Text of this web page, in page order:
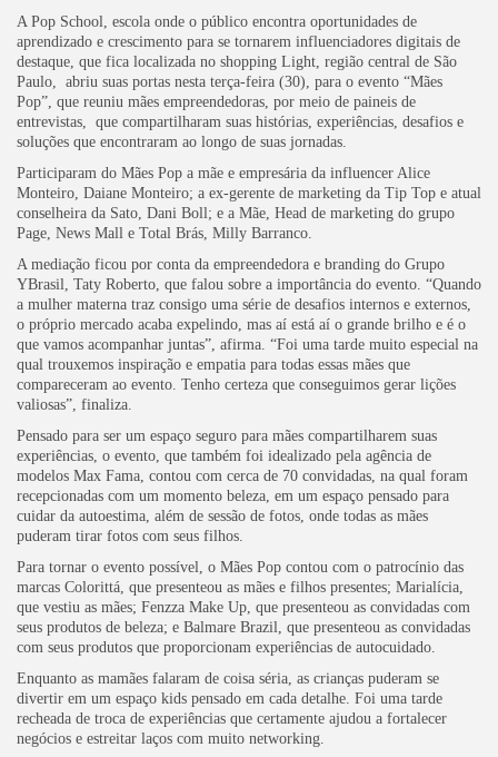
A Pop School, escola onde o público encontra oportunidades de
aprendizado e crescimento para se tornarem influenciadores digitais de
destaque, que fica localizada no shopping Light, região central de São
Paulo, abriu suas portas nesta terça-feira (30), para o evento “Mães
Pop”, que reuniu mães empreendedoras, por meio de paineis de
entrevistas, que compartilharam suas histórias, experiências, desafios e
soluções que encontraram ao longo de suas jornadas.
Participaram do Mães Pop a mãe e empresária da influencer Alice
Monteiro, Daiane Monteiro; a ex-gerente de marketing da Tip Top e atual
conselheira da Sato, Dani Boll; e a Mãe, Head de marketing do grupo
Page, News Mall e Total Brás, Milly Barranco.
A mediação ficou por conta da empreendedora e branding do Grupo
YBrasil, Taty Roberto, que falou sobre a importância do evento. “Quando
a mulher materna traz consigo uma série de desafios internos e externos,
o próprio mercado acaba expelindo, mas aí está aí o grande brilho e é o
que vamos acompanhar juntas”, afirma. “Foi uma tarde muito especial na
qual trouxemos inspiração e empatia para todas essas mães que
compareceram ao evento. Tenho certeza que conseguimos gerar lições
valiosas”, finaliza.
Pensado para ser um espaço seguro para mães compartilharem suas
experiências, o evento, que também foi idealizado pela agência de
modelos Max Fama, contou com cerca de 70 convidadas, na qual foram
recepcionadas com um momento beleza, em um espaço pensado para
cuidar da autoestima, além de sessão de fotos, onde todas as mães
puderam tirar fotos com seus filhos.
Para tornar o evento possível, o Mães Pop contou com o patrocínio das
marcas Colorittá, que presenteou as mães e filhos presentes; Marialícia,
que vestiu as mães; Fenzza Make Up, que presenteou as convidadas com
seus produtos de beleza; e Balmare Brazil, que presenteou as convidadas
com seus produtos que proporcionam experiências de autocuidado.
Enquanto as mamães falaram de coisa séria, as crianças puderam se
divertir em um espaço kids pensado em cada detalhe. Foi uma tarde
recheada de troca de experiências que certamente ajudou a fortalecer
negócios e estreitar laços com muito networking.